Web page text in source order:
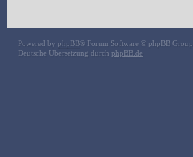
Powered by phpBB® Forum Software © phpBB Group
Deutsche Übersetzung durch phpBB.de